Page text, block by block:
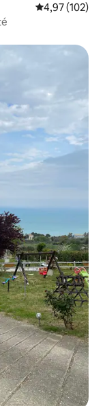
Évaluation
4,97 (102)